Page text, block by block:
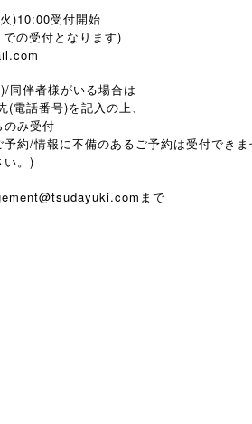
)10:00受付開始
の受付となります)
同伴者様がいる場合は
電話番号)を記入の上、
のみ受付
約/情報に不備のあるご予約は受付でき
い。)
まで